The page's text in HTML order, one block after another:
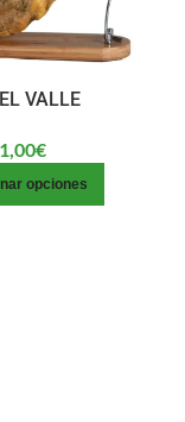
VALLE
€
opciones